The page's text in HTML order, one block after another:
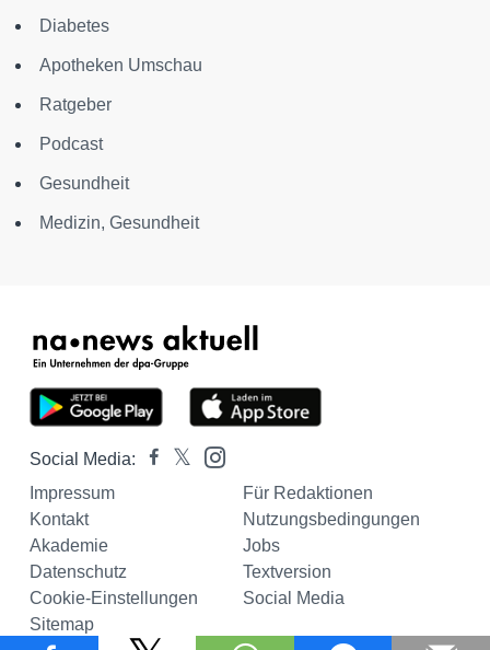
Diabetes
Apotheken Umschau
Ratgeber
Podcast
Gesundheit
Medizin, Gesundheit
Social Media:
Impressum
Für Redaktionen
Kontakt
Nutzungsbedingungen
Akademie
Jobs
Datenschutz
Textversion
Cookie-Einstellungen
Social Media
Sitemap